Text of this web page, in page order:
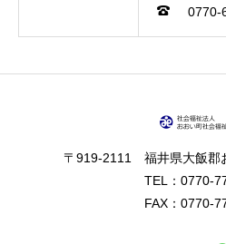
0770-
〒919-2111 福井県大飯郡
TEL：0770-
FAX：0770-